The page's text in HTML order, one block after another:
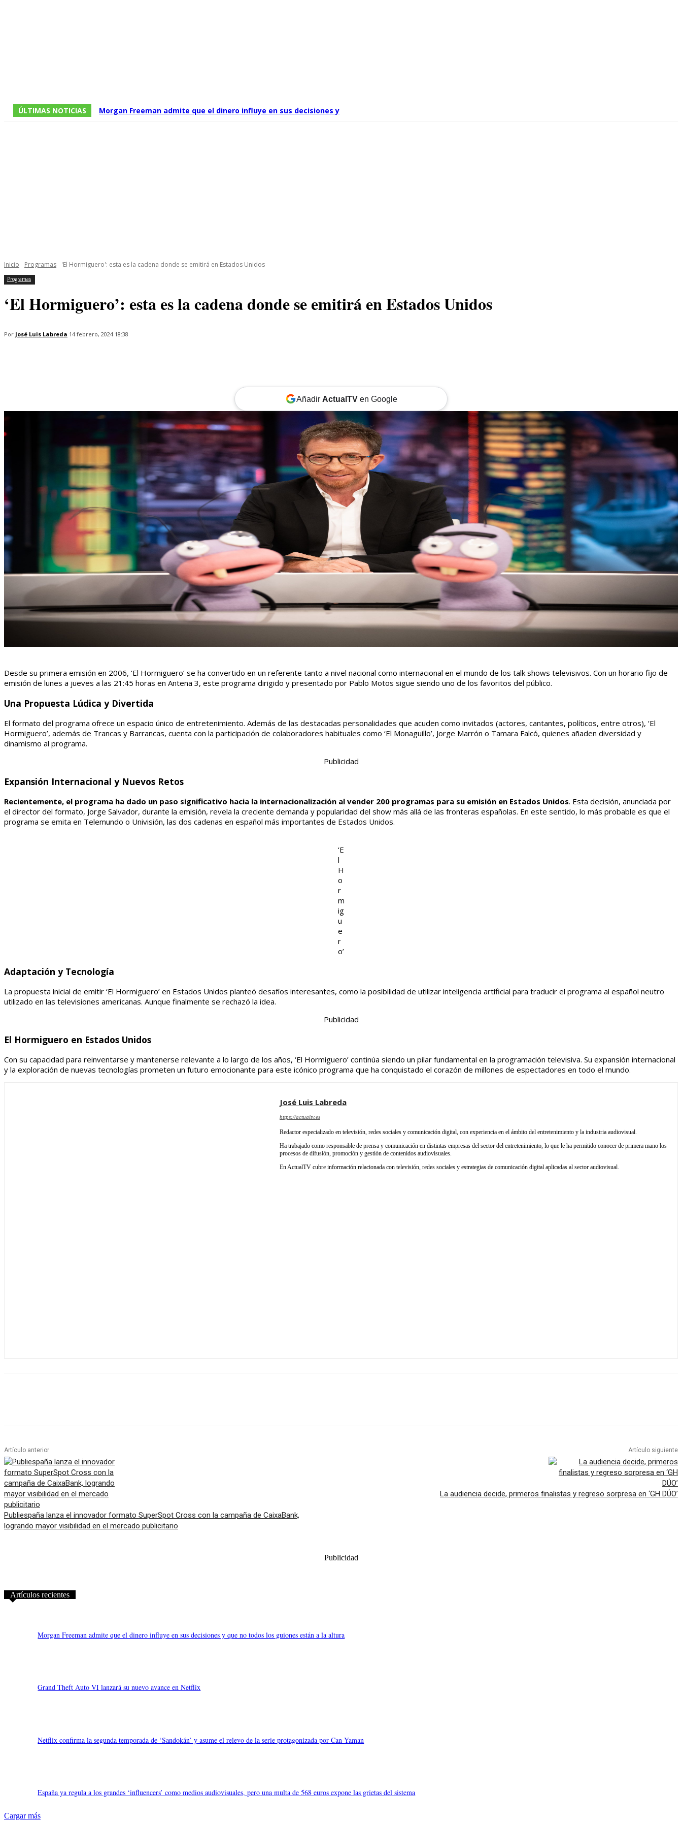
ÚLTIMAS NOTICIAS
Morgan Freeman admite que el dinero influye en sus decisiones y
Inicio Programas 'El Hormiguero': esta es la cadena donde se emitirá en Estados Unidos
Programas
‘El Hormiguero’: esta es la cadena donde se emitirá en Estados Unidos
Por José Luis Labreda 14 febrero, 2024 18:38
Añadir ActualTVen Google
Desde su primera emisión en 2006, ‘El Hormiguero’ se ha convertido en un referente tanto a nivel nacional como internacional en el mundo de los talk shows televisivos. Con un horario fijo de
emisión de lunes a jueves a las 21:45 horas en Antena 3, este programa dirigido y presentado por Pablo Motos sigue siendo uno de los favoritos del público.
Una Propuesta Lúdica y Divertida
El formato del programa ofrece un espacio único de entretenimiento. Además de las destacadas personalidades que acuden como invitados (actores, cantantes, políticos, entre otros), ‘El
Hormiguero’, además de Trancas y Barrancas, cuenta con la participación de colaboradores habituales como ‘El Monaguillo’, Jorge Marrón o Tamara Falcó, quienes añaden diversidad y
dinamismo al programa.
Publicidad
Expansión Internacional y Nuevos Retos
Recientemente, el programa ha dado un paso significativo hacia la internacionalización al vender 200 programas para su emisión en Estados Unidos. Esta decisión, anunciada por
el director del formato, Jorge Salvador, durante la emisión, revela la creciente demanda y popularidad del show más allá de las fronteras españolas. En este sentido, lo más probable es que el
programa se emita en Telemundo o Univisión, las dos cadenas en español más importantes de Estados Unidos.
‘E
l
H
o
r
m
ig
u
e
r
o’
Adaptación y Tecnología
La propuesta inicial de emitir ‘El Hormiguero’ en Estados Unidos planteó desafíos interesantes, como la posibilidad de utilizar inteligencia artificial para traducir el programa al español neutro
utilizado en las televisiones americanas. Aunque finalmente se rechazó la idea.
Publicidad
El Hormiguero en Estados Unidos
Con su capacidad para reinventarse y mantenerse relevante a lo largo de los años, ‘El Hormiguero’ continúa siendo un pilar fundamental en la programación televisiva. Su expansión internacional
y la exploración de nuevas tecnologías prometen un futuro emocionante para este icónico programa que ha conquistado el corazón de millones de espectadores en todo el mundo.
José Luis Labreda
https://actualtv.es
Redactor especializado en televisión, redes sociales y comunicación digital, con experiencia en el ámbito del entretenimiento y la industria audiovisual.
Ha trabajado como responsable de prensa y comunicación en distintas empresas del sector del entretenimiento, lo que le ha permitido conocer de primera mano los
procesos de difusión, promoción y gestión de contenidos audiovisuales.
En ActualTV cubre información relacionada con televisión, redes sociales y estrategias de comunicación digital aplicadas al sector audiovisual.
Artículo anterior
Publiespaña lanza el innovador formato SuperSpot Cross con la campaña de CaixaBank,
logrando mayor visibilidad en el mercado publicitario
Artículo siguiente
La audiencia decide, primeros finalistas y regreso sorpresa en ‘GH DÚO’
Publicidad
Artículos recientes
Morgan Freeman admite que el dinero influye en sus decisiones y que no todos los guiones están a la altura
Grand Theft Auto VI lanzará su nuevo avance en Netflix
Netflix confirma la segunda temporada de ‘Sandokán’ y asume el relevo de la serie protagonizada por Can Yaman
España ya regula a los grandes ‘influencers’ como medios audiovisuales, pero una multa de 568 euros expone las grietas del sistema
Cargar más